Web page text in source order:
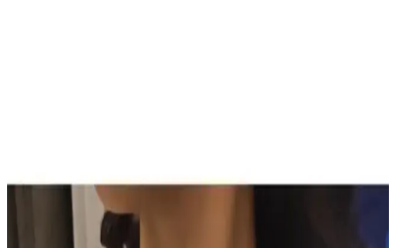
Sun Brown Carrot Butter Bronzlaştırıcı Krem, doğal içerikleriyle
cilde sağlıklı bronzluk kazandırır, hızlı emilir, kolay kullanılır ve
uzun süre kalıcı sonuçlar sağlar.